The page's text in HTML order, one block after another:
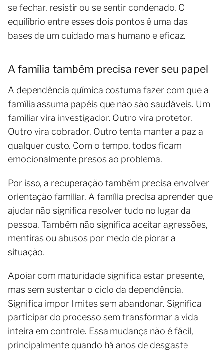
se fechar, resistir ou se sentir condenado. O
equilíbrio entre esses dois pontos é uma das
bases de um cuidado mais humano e eficaz.
A família também precisa rever seu papel
A dependência química costuma fazer com que a
família assuma papéis que não são saudáveis. Um
familiar vira investigador. Outro vira protetor.
Outro vira cobrador. Outro tenta manter a paz a
qualquer custo. Com o tempo, todos ficam
emocionalmente presos ao problema.
Por isso, a recuperação também precisa envolver
orientação familiar. A família precisa aprender que
ajudar não significa resolver tudo no lugar da
pessoa. Também não significa aceitar agressões,
mentiras ou abusos por medo de piorar a
situação.
Apoiar com maturidade significa estar presente,
mas sem sustentar o ciclo da dependência.
Significa impor limites sem abandonar. Significa
participar do processo sem transformar a vida
inteira em controle. Essa mudança não é fácil,
principalmente quando há anos de desgaste